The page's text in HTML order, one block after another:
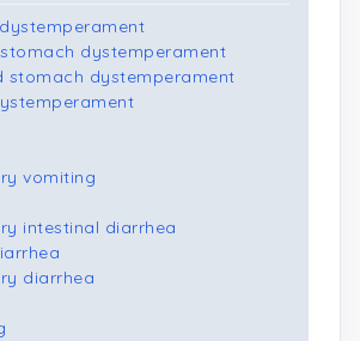
dystemperament
stomach dystemperament
vomiting
intestinal diarrhea
diarrhea